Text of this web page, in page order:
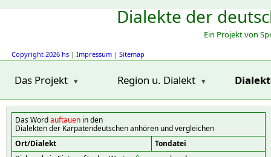
Dialekte der
Ein Projekt von
Copyright 2026 hs | Impressum | Sitemap
Das Projekt Region u. Dialekt
Das Wordauftauen in den
Dialekten der Karpatendeutschen anhören und vergleichen
Ort/Dialekt
Tondatei